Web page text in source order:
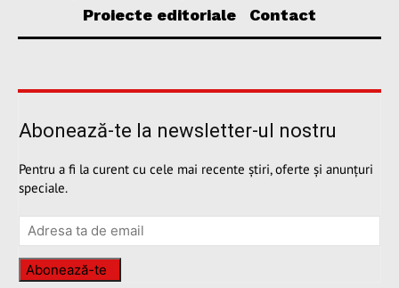
Proiecte editoriale
Contact
Abonează-te la newsletter-ul nostru
Pentru a fi la curent cu cele mai recente știri, oferte și anunțuri
speciale.
Abonează-te